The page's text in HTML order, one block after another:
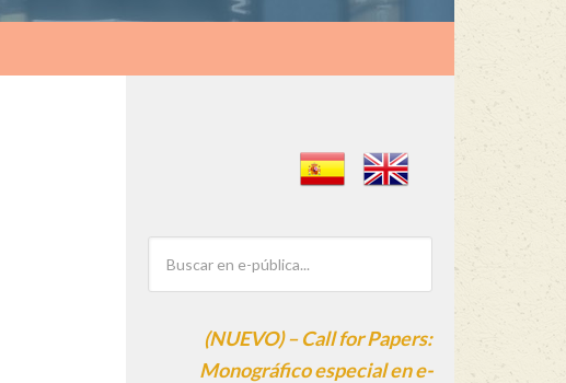
(NUEVO) – Call for Papers:
Monográfico especial en e-